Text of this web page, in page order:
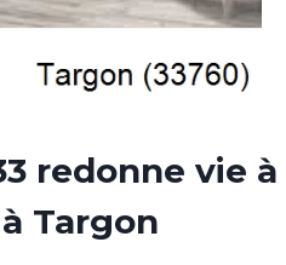
redonne vie
Targon